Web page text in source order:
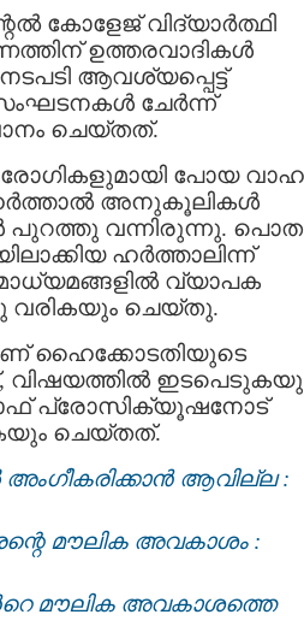
കോളേജ് വിദ്യാർത്ഥി
ഉത്തരവാദികൾ
ആവശ്യപ്പെട്ട്
ചേർന്ന്
ചെയ്തത്.
പോയ
അനുകൂലികള്‍
പുറത്തു വന്നിരുന്നു.
ഹര്‍ത്താലിന്ന്
വ്യാപക
വരികയും ചെയ്തു.
ഹൈക്കോടതിയുടെ
പ്രോസിക്യൂഷനോട്
ചെയ്തത്.
ആവില്ല :
മൗലിക അവകാശം :
മൗലിക അവകാശത്തെ